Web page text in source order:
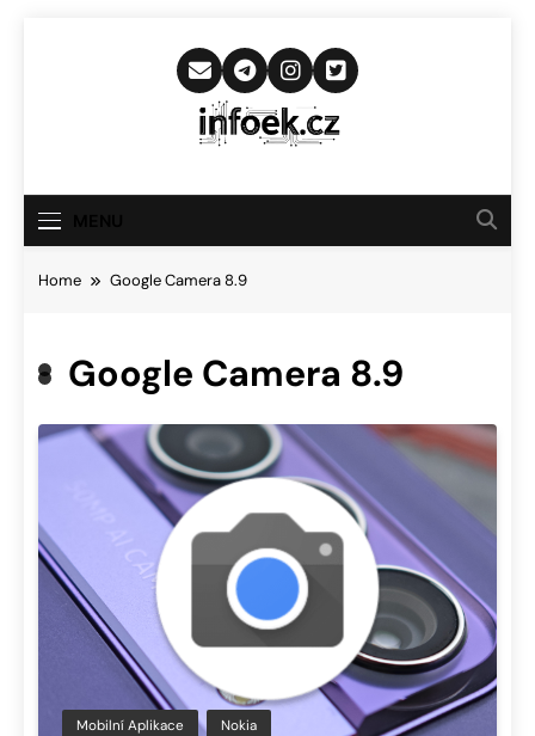
Infoek.cz
Novinkám
Home Google Camera 8.9
Google Camera 8.9
Mobilní Aplikace Nokia